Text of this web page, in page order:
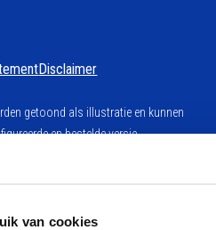
van cookies
Disclaimer
getoond als illustratie en kunnen
en bestelde versie.
dan ook geen rechten worden